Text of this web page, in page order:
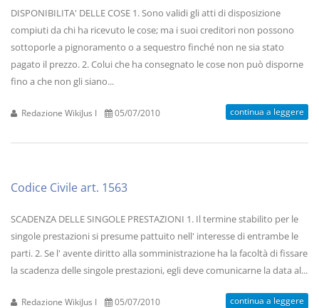
DISPONIBILITA' DELLE COSE 1. Sono validi gli atti di disposizione
compiuti da chi ha ricevuto le cose; ma i suoi creditori non possono
sottoporle a pignoramento o a sequestro finché non ne sia stato
pagato il prezzo. 2. Colui che ha consegnato le cose non può disporne
fino a che non gli siano...
Redazione WikiJus I 05/07/2010 continua a leggere
Codice Civile art. 1563
SCADENZA DELLE SINGOLE PRESTAZIONI 1. Il termine stabilito per le
singole prestazioni si presume pattuito nell' interesse di entrambe le
parti. 2. Se l' avente diritto alla somministrazione ha la facoltà di fissare
la scadenza delle singole prestazioni, egli deve comunicarne la data al...
Redazione WikiJus I 05/07/2010 continua a leggere